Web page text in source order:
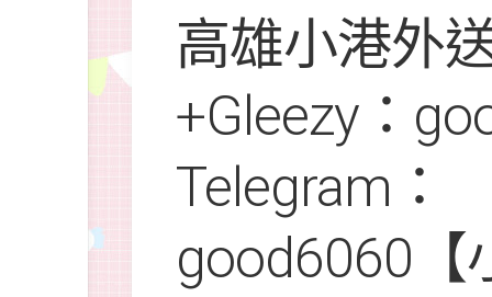
高雄小港外
+Gleezy：
Telegram：
good6060【